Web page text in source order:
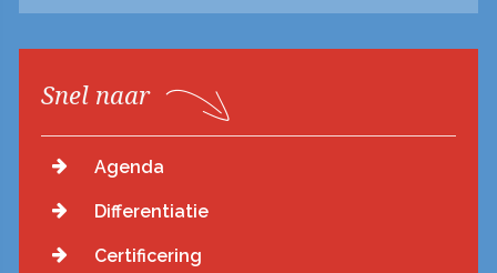
Snel naar
Agenda
Differentiatie
Certificering